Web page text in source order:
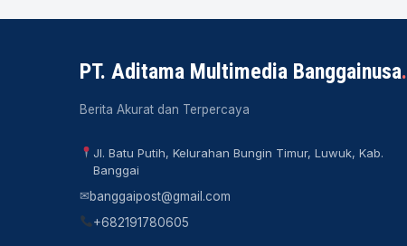
PT. Aditama Multimedia Banggainusa.
Berita Akurat dan Terpercaya
Jl. Batu Putih, Kelurahan Bungin Timur, Luwuk, Kab.
Banggai
✉banggaipost@gmail.com
+682191780605